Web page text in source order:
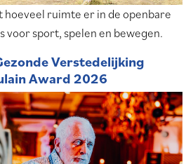
ruimte er in de openbare
sport, spelen en bewegen.
Verstedelijking
Award 2026